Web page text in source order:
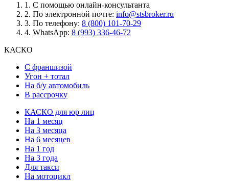
1. С помощью онлайн-консультанта
2. По электронной почте: info@stsbroker.ru
3. По телефону: 8 (800) 101-70-29
4. WhatsApp: 8 (993) 336-46-72
КАСКО
С франшизой
Угон + тотал
На б/у автомобиль
В рассрочку
КАСКО для юр лиц
На 1 месяц
На 3 месяца
На 6 месяцев
На 1 год
На 3 года
Для такси
На мотоцикл